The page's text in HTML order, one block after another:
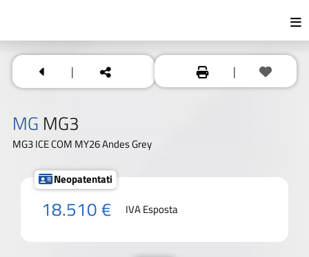
| |
MG MG3
MG3 ICE COM MY26 Andes Grey
Neopatentati
18.510 € IVA Esposta